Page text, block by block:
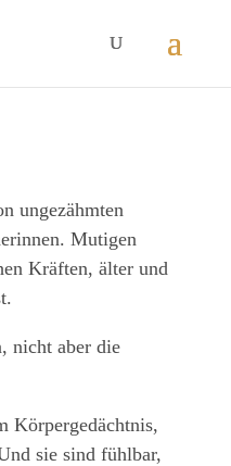
ungezähmten
Mutigen
Kräften, älter und
nicht aber die
Körpergedächtnis,
sie sind fühlbar,